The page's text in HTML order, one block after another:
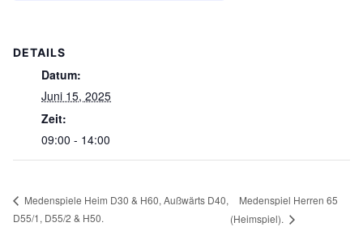
DETAILS
Datum:
Juni 15, 2025
Zeit:
09:00 - 14:00
Medenspiele Heim D30 & H60, Außwärts D40,
D55/1, D55/2 & H50.
Medenspiel Herren 65
(Heimspiel).